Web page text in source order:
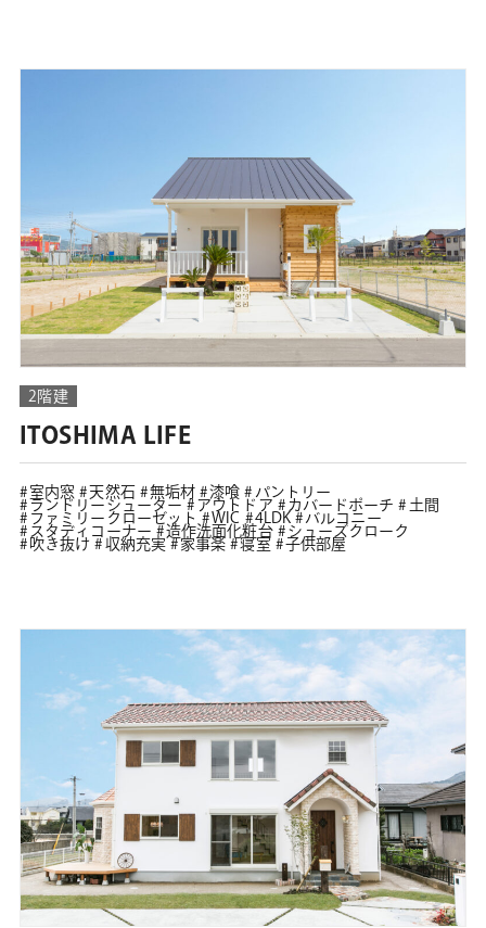
2階建
ITOSHIMA LIFE
室内窓 天然石 無垢材 漆喰
パントリー
ランドリーシューター
アウトドア カバードポーチ
土間
ファミリークローゼット
WIC 4LDK
バルコニー
スタディコーナー
造作洗面化粧台
シューズクローク
吹き抜け
収納充実 家事楽 寝室 子供部屋